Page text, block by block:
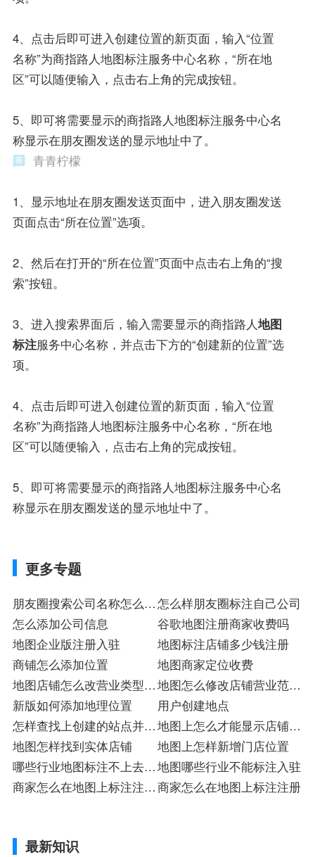
4、点击后即可进入创建位置的新页面，输入“位置
名称”为商指路人地图标注服务中心名称，“所在地
区”可以随便输入，点击右上角的完成按钮。
5、即可将需要显示的商指路人地图标注服务中心名
称显示在朋友圈发送的显示地址中了。
青青柠檬
1、显示地址在朋友圈发送页面中，进入朋友圈发送
页面点击“所在位置”选项。
2、然后在打开的“所在位置”页面中点击右上角的“搜
索”按钮。
3、进入搜索界面后，输入需要显示的商指路人地图
标注服务中心名称，并点击下方的“创建新的位置”选
项。
4、点击后即可进入创建位置的新页面，输入“位置
名称”为商指路人地图标注服务中心名称，“所在地
区”可以随便输入，点击右上角的完成按钮。
5、即可将需要显示的商指路人地图标注服务中心名
称显示在朋友圈发送的显示地址中了。
更多专题
朋友圈搜索公司名称怎么设
置
怎么样朋友圈标注自己公司
怎么添加公司信息
谷歌地图注册商家收费吗
地图企业版注册入驻
地图标注店铺多少钱注册
商铺怎么添加位置
地图商家定位收费
地图店铺怎么改营业类型店
标
地图怎么修改店铺营业范围
标
新版如何添加地理位置
用户创建地点
怎样查找上创建的站点并删
除
地图上怎么才能显示店铺入
驻
地图怎样找到实体店铺
地图上怎样新增门店位置
哪些行业地图标注不上去入
驻
地图哪些行业不能标注入驻
商家怎么在地图上标注注册商家怎么在地图上标注注册
最新知识